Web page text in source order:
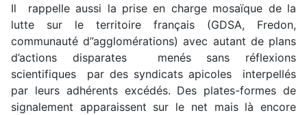
Il rappelle aussi la prise en charge mosaïque de la
lutte sur le territoire français (GDSA, Fredon,
communauté d’’agglomérations) avec autant de plans
d’actions disparates menés sans réflexions
scientifiques par des syndicats apicoles interpellés
par leurs adhérents excédés. Des plates-formes de
signalement apparaissent sur le net mais là encore